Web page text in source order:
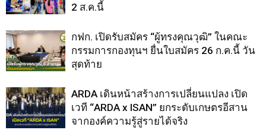
2 ส.ค.นี้
กฟก. เปิดรับสมัคร “ผู้ทรงคุณวุฒิ” ในคณะ
กรรมการกองทุนฯ ยื่นใบสมัคร 26 ก.ค.นี้ วัน
สุดท้าย
ARDA เดินหน้าสร้างการเปลี่ยนแปลง เปิด
เวที “ARDA x ISAN” ยกระดับเกษตรอีสาน
จากองค์ความรู้สู่รายได้จริง